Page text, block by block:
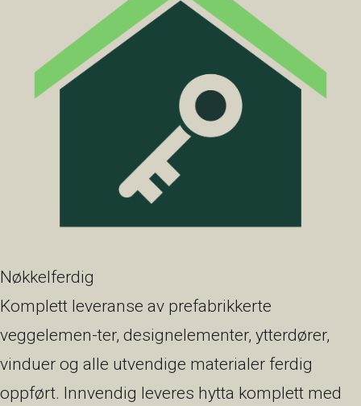
Nøkkelferdig
Komplett leveranse av prefabrikkerte
veggelemen-ter, designelementer, ytterdører,
vinduer og alle utvendige materialer ferdig
oppført. Innvendig leveres hytta komplett med